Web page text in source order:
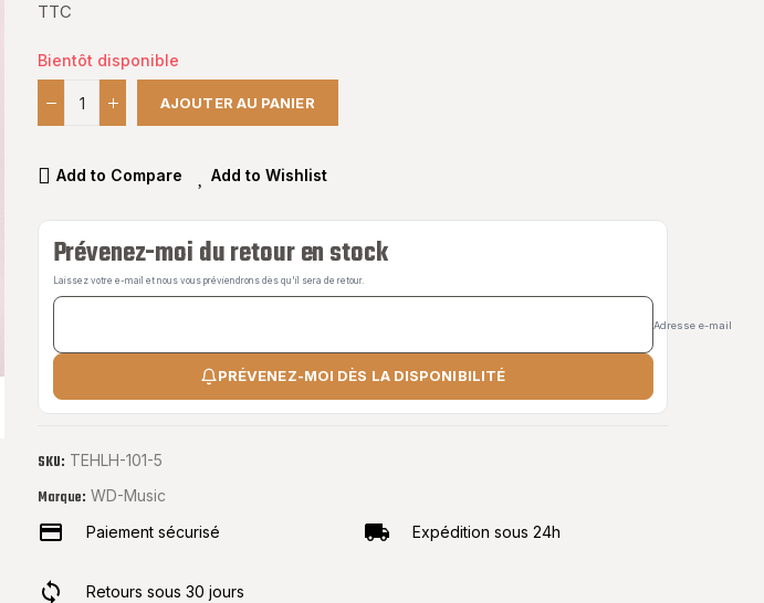
TTC
Bientôt disponible
AJOUTER AU PANIER
Add to Compare Add to Wishlist
Prévenez-moi du retour en stock
Laissez votre e-mail et nous vous préviendrons dès qu'il sera de retour.
Adresse e-mail
PRÉVENEZ-MOI DÈS LA DISPONIBILITÉ
SKU: TEHLH-101-5
Marque: WD-Music
Paiement sécurisé
Expédition sous 24h
Retours sous 30 jours